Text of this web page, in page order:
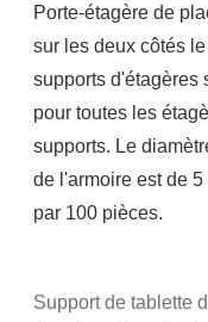
Porte-étagère de
sur les deux côtés
supports d'étagères
pour toutes les
supports. Le
de l'armoire est de
par 100 pièces.
Support de tablette